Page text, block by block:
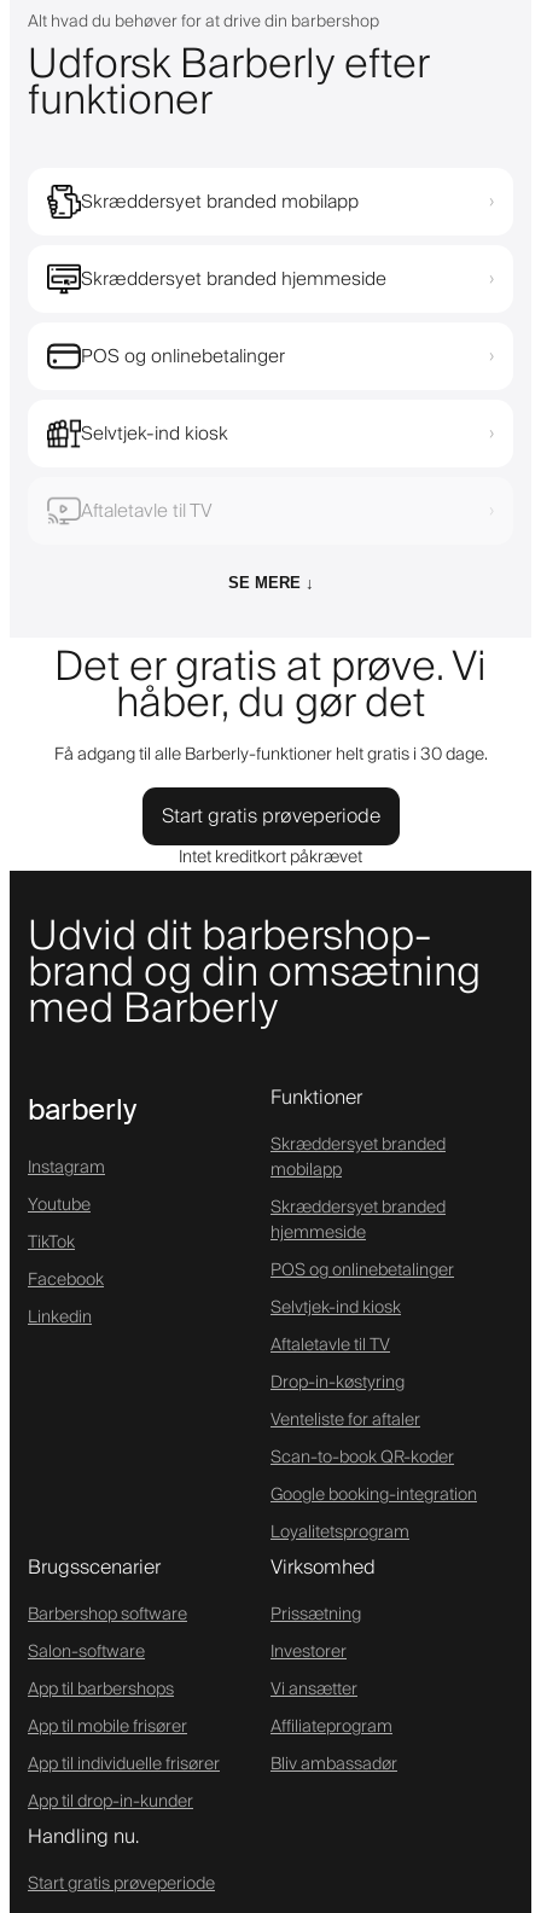
Alt hvad du behøver for at drive din barbershop
Udforsk Barberly efter
funktioner
Skræddersyet branded mobilapp ›
Skræddersyet branded hjemmeside ›
POS og onlinebetalinger ›
Selvtjek-ind kiosk ›
Aftaletavle til TV ›
SE MERE ↓
Det er gratis at prøve. Vi
håber, du gør det
Få adgang til alle Barberly-funktioner helt gratis i 30 dage.
Start gratis prøveperiode
Intet kreditkort påkrævet
Udvid dit barbershop-
brand og din omsætning
med Barberly
barberly
Instagram
Youtube
TikTok
Facebook
Linkedin
Funktioner
Skræddersyet branded
mobilapp
Skræddersyet branded
hjemmeside
POS og onlinebetalinger
Selvtjek-ind kiosk
Aftaletavle til TV
Drop-in-køstyring
Venteliste for aftaler
Scan-to-book QR-koder
Google booking-integration
Loyalitetsprogram
Brugsscenarier
Barbershop software
Salon-software
App til barbershops
App til mobile frisører
App til individuelle frisører
App til drop-in-kunder
Virksomhed
Prissætning
Investorer
Vi ansætter
Affiliateprogram
Bliv ambassadør
Handling nu.
Start gratis prøveperiode